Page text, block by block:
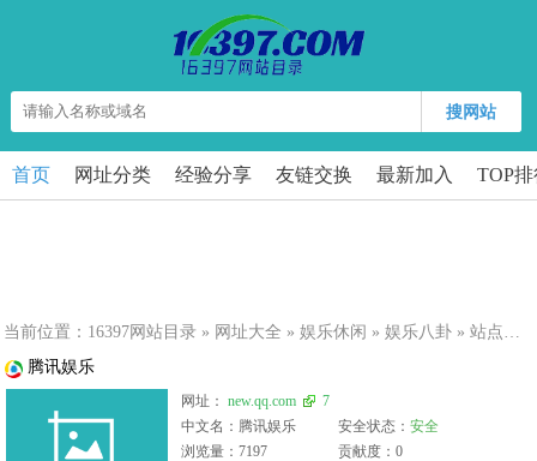
搜网站
首页 网址分类 经验分享 友链交换 最新加入 TOP
当前位置： 16397网站目录 » 网址大全 » 娱乐休闲 » 娱乐八卦 » 站点详细
腾讯娱乐
网址： new.qq.com
7
中文名：腾讯娱乐
安全状态：安全
浏览量：7197
贡献度：0